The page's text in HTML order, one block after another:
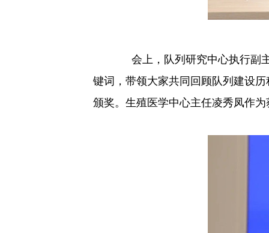
会上，队列研究中心执行副
键词，带领大家共同回顾队列建设
颁奖。生殖医学中心主任凌秀凤作